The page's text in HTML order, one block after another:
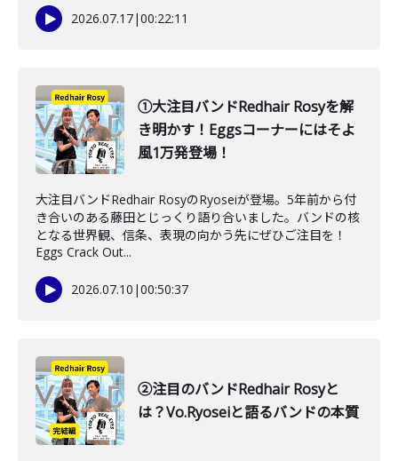
2026.07.17|00:22:11
①大注目バンドRedhair Rosyを解
き明かす！Eggsコーナーにはそよ
風1万発登場！
大注目バンドRedhair RosyのRyoseiが登場。5年前から付
き合いのある藤田とじっくり語り合いました。バンドの核
となる世界観、信条、表現の向かう先にぜひご注目を！
Eggs Crack Out...
2026.07.10 |00:50:37
②注目のバンドRedhair Rosyと
は？Vo.Ryoseiと語るバンドの本質